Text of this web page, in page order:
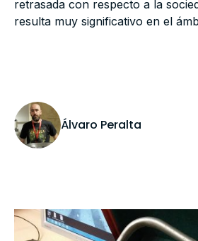
retrasada con respecto a la
resulta muy significativo en el
Álvaro Peralta